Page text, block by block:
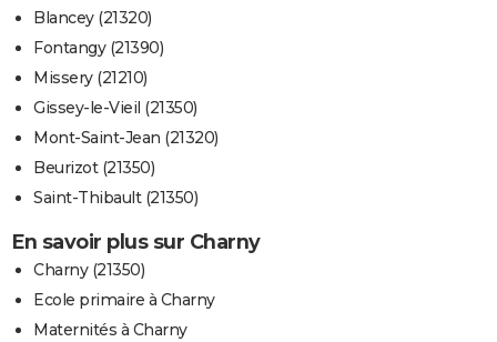
Blancey (21320)
Fontangy (21390)
Missery (21210)
Gissey-le-Vieil (21350)
Mont-Saint-Jean (21320)
Beurizot (21350)
Saint-Thibault (21350)
En savoir plus sur Charny
Charny (21350)
Ecole primaire à Charny
Maternités à Charny